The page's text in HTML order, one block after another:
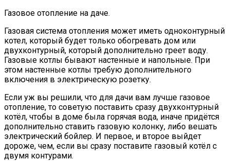
Газовое отопление на даче.
Газовая система отопления может иметь одноконтурный
котел, который будет только обогревать дом или
двухконтурный, который дополнительно греет воду.
Газовые котлы бывают настенные и напольные. При
этом настенные котлы требую дополнительного
включения в электрическую розетку.
Если уж вы решили, что для дачи вам лучше газовое
отопление, то советую поставить сразу двухконтурный
котёл, чтобы в доме была горячая вода, иначе придётся
дополнительно ставить газовую колонку, либо вешать
электрический бойлер. И первое, и второе выйдет
дороже, чем, если вы сразу поставите газовый котёл с
двумя контурами.